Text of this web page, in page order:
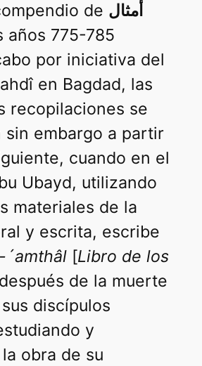
de أمثال
años 775-785
por iniciativa del
en Bagdad, las
recopilaciones se
sin embargo a partir
cuando en el
Ubayd, utilizando
materiales de la
y escrita, escribe
[Libro de los
de la muerte
discípulos
y
obra de su